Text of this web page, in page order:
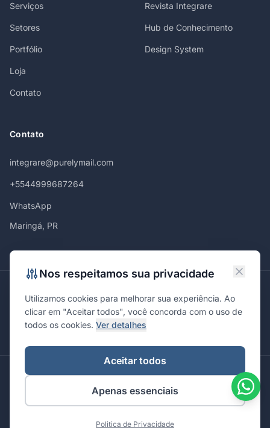
Serviços
Setores
Portfólio
Loja
Contato
Revista Integrare
Hub de Conhecimento
Design System
Contato
integrare@purelymail.com
+5544999687264
WhatsApp
Maringá, PR
MaringáCuritibaSão PauloLondrinaCascavelPonta Grossa
Florianópolis BrasíliaJoinvilleCampinas
© 2026 Integrare. Marketing de Verdade. Todos os direitos
reservados.
Nos respeitamos sua privacidade
Utilizamos cookies para melhorar sua experiência. Ao
clicar em "Aceitar todos", você concorda com o uso de
todos os cookies. Ver detalhes
Aceitar todos
Apenas essenciais
Politica de Privacidade